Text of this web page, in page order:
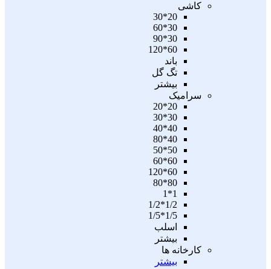
کاشی
20*30
30*60
30*90
60*120
باند
تگ گل
بیشتر
سرامیک
20*20
30*30
40*40
40*80
50*50
60*60
60*120
80*80
1*1
1/2*1/2
1/5*1/5
اسلب
بیشتر
کارخانه ها
بیشتر